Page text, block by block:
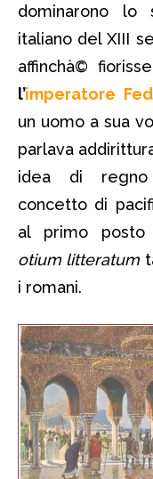
dominarono lo
italiano del XIII
affinchà©
l’imperatore
un uomo a sua
parlava
idea di
concetto di
al primo
otium litteratum
i romani.